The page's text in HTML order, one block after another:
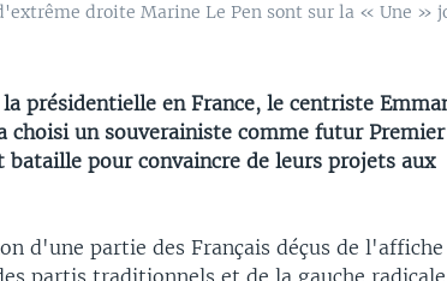
droite Marine Le Pen sont sur la « Une »
présidentielle en France, le centriste
choisi un souverainiste comme futur Premier
pour convaincre de leurs projets aux
d'une partie des Français déçus de